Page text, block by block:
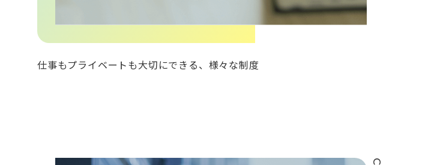
仕事もプライベートも大切にできる、様々な制度